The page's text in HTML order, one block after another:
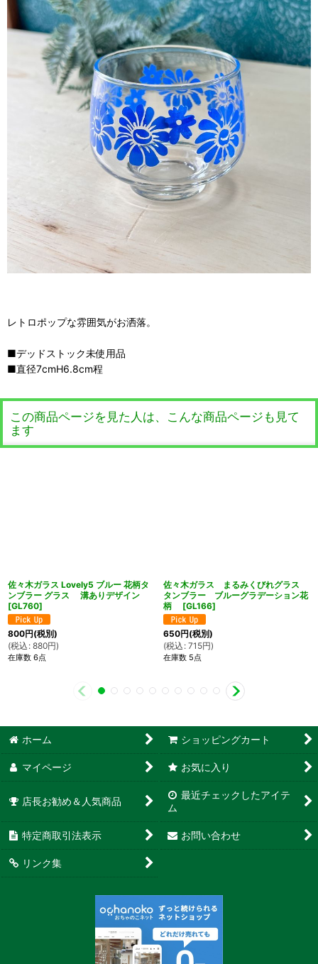
レトロポップな雰囲気がお洒落。
■デッドストック未使用品
■直径7cmH6.8cm程
この商品ページを見た人は、こんな商品ページも見て
ます
佐々木ガラス Lovely5 ブルー 花柄タ
ンブラー グラス 溝ありデザイン
[GL760]
800円(税別)
(税込 : 880円)
在庫数 6点
佐々木ガラス まるみくびれグラス
タンブラー ブルーグラデーション花
柄
[GL166]
650円(税別)
(税込 : 715円)
在庫数 5点
ホーム ショッピングカート
マイページ お気に入り
店長お勧め＆人気商品
最近チェックしたアイテ
ム
特定商取引法表示 お問い合わせ
リンク集